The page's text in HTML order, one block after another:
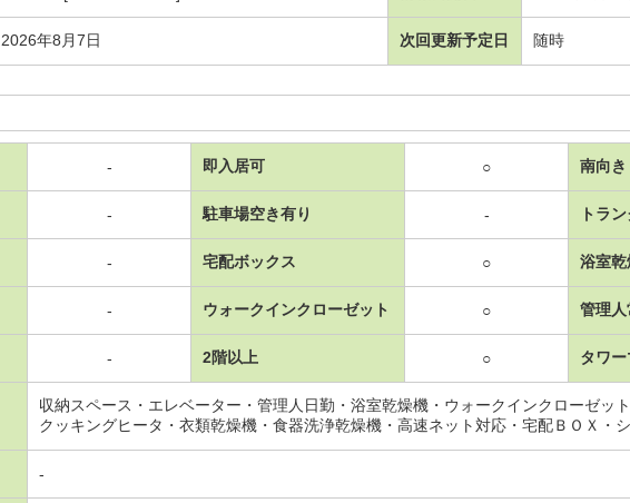
2026年8月7日 次回更新予定日 随時
- 即入居可 ○ 南向き
- 駐車場空き有り - トラ
- 宅配ボックス ○ 浴室乾
- ウォークインクローゼット ○ 管理人
- 2階以上 ○ タワ
収納スペース・エレベーター・管理人日勤・浴室乾燥機・ウォークインクローゼッ
クッキングヒータ・衣類乾燥機・食器洗浄乾燥機・高速ネット対応・宅配ＢＯＸ・
-